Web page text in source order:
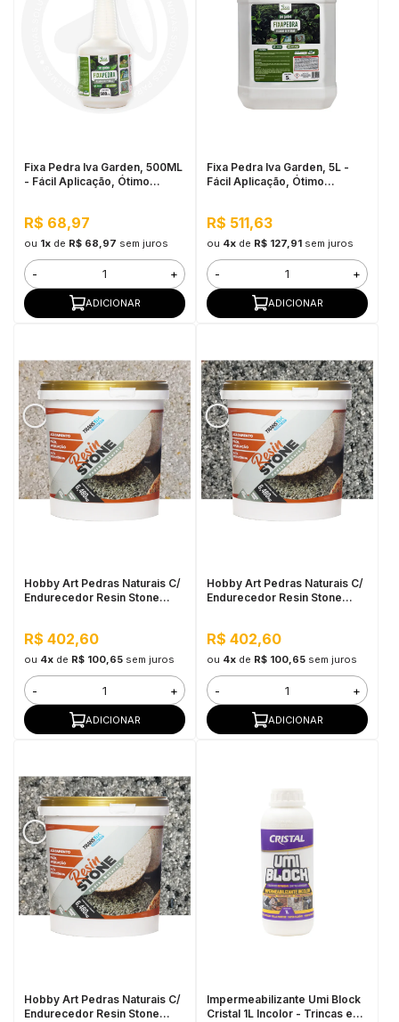
Fixa Pedra Iva Garden, 500ML
- Fácil Aplicação, Ótimo
R$ 68,97
ou 1xde R$ 68,97 sem juros
- +
ADICIONAR
Fixa Pedra Iva Garden, 5L -
Fácil Aplicação, Ótimo
R$ 511,63
ou 4xde R$ 127,91 sem juros
- +
ADICIONAR
Hobby Art Pedras Naturais C/
Endurecedor Resin Stone
R$ 402,60
ou 4xde R$ 100,65 sem juros
- +
ADICIONAR
Hobby Art Pedras Naturais C/
Endurecedor Resin Stone
R$ 402,60
ou 4xde R$ 100,65 sem juros
- +
ADICIONAR
Hobby Art Pedras Naturais C/
Endurecedor Resin Stone
Impermeabilizante Umi Block
Cristal 1L Incolor - Trincas e